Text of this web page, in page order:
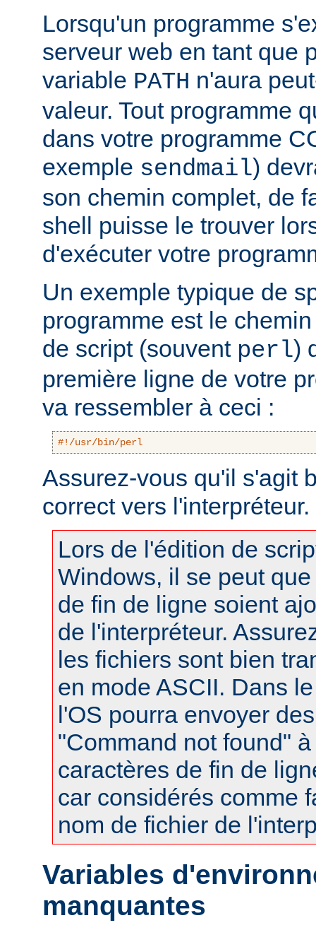
Lorsqu'un programme
serveur web en tant que
variable PATH n'aura
valeur. Tout programme
dans votre programme
exemple sendmail)
son chemin complet, de
shell puisse le trouver
d'exécuter votre
Un exemple typique de
programme est le
de script (souvent perl)
première ligne de votre
va ressembler à ceci :
#!/usr/bin/perl
Assurez-vous qu'il s'agit
correct vers l'interpréteur.
Lors de l'édition de
Windows, il se peut
de fin de ligne soient
de l'interpréteur.
les fichiers sont bien
en mode ASCII. Dans
l'OS pourra envoyer
"Command not found"
caractères de fin de
car considérés comme
nom de fichier de
Variables
manquantes